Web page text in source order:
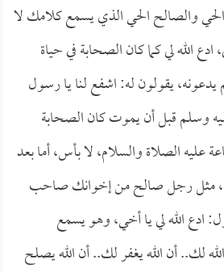
الحي والصالح الحي الذي يسمع كلامك لا
الله لي كما كان الصحابة في حياة
يدعونه، يقولون له: اشفع لنا يا رسول
وسلم قبل أن يموت كان الصحابة
عليه الصلاة والسلام، لا بأس، أما بعد
مثل رجل صالح من إخوانك صاحب
الله لي يا أخي، وهو يسمع
لك.. أن الله يغفر لك.. أن الله يصلح